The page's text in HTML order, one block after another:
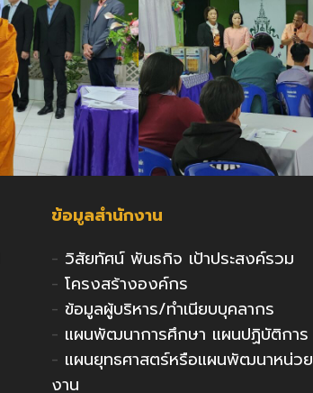
ข้อมูลสำนักงาน
- วิสัยทัศน์ พันธกิจ เป้าประสงค์รวม
- โครงสร้างองค์กร
- ข้อมูลผู้บริหาร/ทำเนียบบุคลากร
- แผนพัฒนาการศึกษา แผนปฏิบัติการ
- แผนยุทธศาสตร์หรือแผนพัฒนาหน่วย
งาน